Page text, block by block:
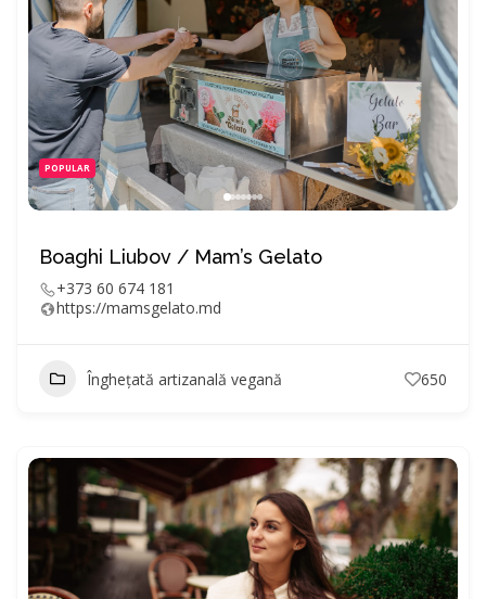
POPULAR
Boaghi Liubov / Mam’s Gelato
+373 60 674 181
https://mamsgelato.md
Înghețată artizanală vegană 650